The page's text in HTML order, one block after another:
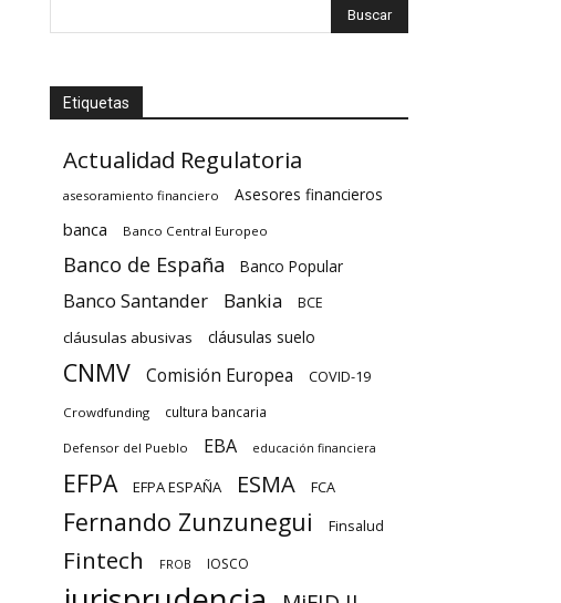
Etiquetas
Actualidad Regulatoria
asesoramiento financiero Asesores financieros
banca Banco Central Europeo
Banco de España Banco Popular
Banco Santander Bankia BCE
cláusulas abusivas cláusulas suelo
CNMV Comisión Europea COVID-19
Crowdfunding cultura bancaria
Defensor del Pueblo EBA educación financiera
EFPA EFPA ESPAÑA ESMA FCA
Fernando Zunzunegui Finsalud
Fintech FROB IOSCO